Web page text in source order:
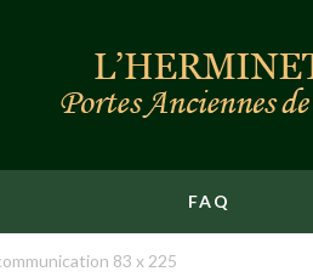
FAQ
83 x 225